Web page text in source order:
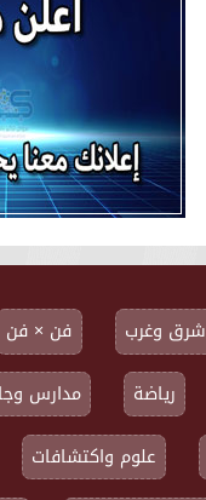
شرق وغرب فن × فن
رياضة مدارس
علوم واكتشافات